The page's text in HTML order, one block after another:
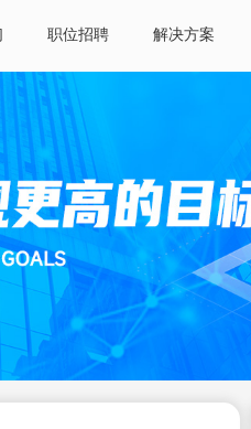
职位招聘 解决方案